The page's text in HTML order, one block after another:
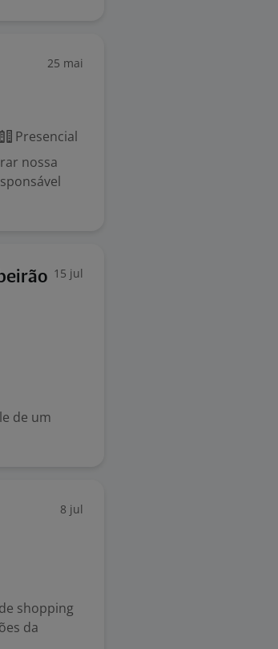
25 mai
Presencial
nossa
15 jul
de um
8 jul
shopping
da